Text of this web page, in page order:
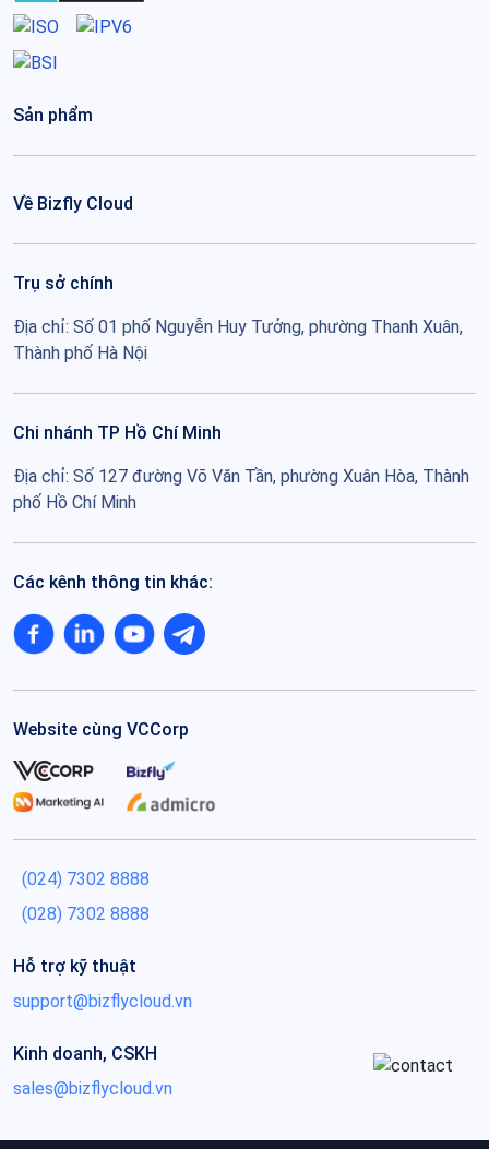
Sản phẩm
Về Bizfly Cloud
Trụ sở chính
Địa chỉ: Số 01 phố Nguyễn Huy Tưởng, phường Thanh Xuân,
Thành phố Hà Nội
Chi nhánh TP Hồ Chí Minh
Địa chỉ: Số 127 đường Võ Văn Tần, phường Xuân Hòa, Thành
phố Hồ Chí Minh
Các kênh thông tin khác:
Website cùng VCCorp
(024) 7302 8888
(028) 7302 8888
Hỗ trợ kỹ thuật
support@bizflycloud.vn
Kinh doanh, CSKH
sales@bizflycloud.vn